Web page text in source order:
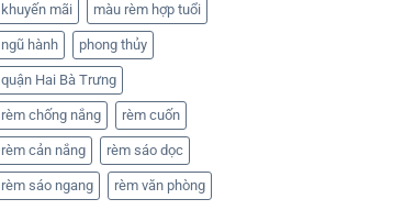
khuyến mãi màu rèm hợp tuổi
ngũ hành phong thủy
quận Hai Bà Trưng
rèm chống nắng rèm cuốn
rèm cản nắng rèm sáo dọc
rèm sáo ngang rèm văn phòng